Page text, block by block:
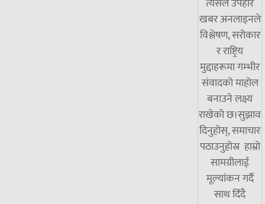
खबर अनलाइनले
विश्लेषण, सरोकार
र राष्ट्रिय
मुद्दाहरूमा गम्भीर
संवादको माहोल
बनाउने लक्ष्य
राखेको छ।सुझाव
दिनुहोस्, समाचार
पठाउनुहोस्र हाम्रो
सामग्रीलाई
मूल्यांकन गर्दै
साथ दिँदै